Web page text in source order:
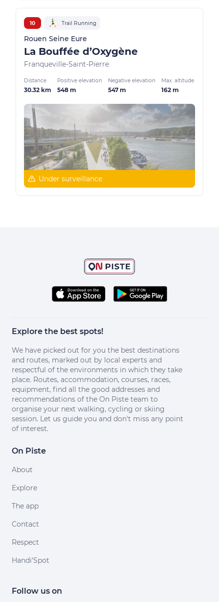
10 Trail Running
Rouen Seine Eure
La Bouffée d’Oxygène
Franqueville-Saint-Pierre
Distance
30.32 km
Positive elevation
548 m
Negative elevation
547 m
Max. altitude
162 m
Under surveillance
Explore the best spots!
We have picked out for you the best destinations
and routes, marked out by local experts and
respectful of the environments in which they take
place. Routes, accommodation, courses, races,
equipment, find all the good addresses and
recommendations of the On Piste team to
organise your next walking, cycling or skiing
session. Let us guide you and don't miss any point
of interest.
On Piste
About
Explore
The app
Contact
Respect
Handi'Spot
Follow us on